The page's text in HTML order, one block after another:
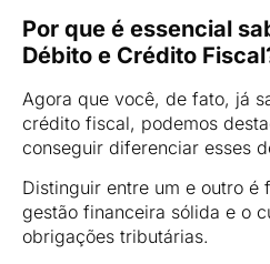
Por que é essencial
Débito e Crédito
Agora que você, de fato, já
crédito fiscal, podemos
conseguir diferenciar esses
Distinguir entre um e outro é
gestão financeira sólida e o
obrigações tributárias.